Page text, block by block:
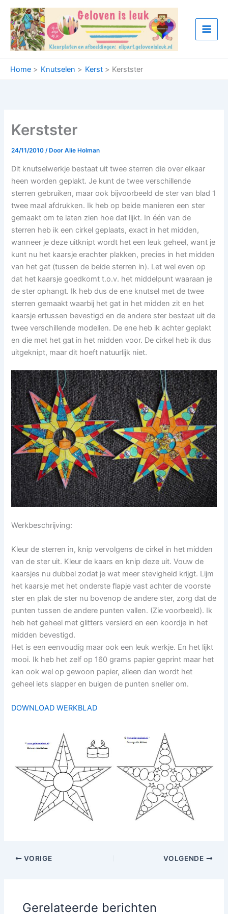
naar
inhoud
Home Knutselen Kerst Kerstster
Kerstster
24/11/2010/ DoorAlie Holman
Dit knutselwerkje bestaat uit twee sterren die over elkaar
heen worden geplakt. Je kunt de twee verschillende
sterren gebruiken, maar ook bijvoorbeeld de ster van blad 1
twee maal afdrukken. Ik heb op beide manieren een ster
gemaakt om te laten zien hoe dat lijkt. In één van de
sterren heb ik een cirkel geplaats, exact in het midden,
wanneer je deze uitknipt wordt het een leuk geheel, want je
kunt nu het kaarsje erachter plakken, precies in het midden
van het gat (tussen de beide sterren in). Let wel even op
dat het kaarsje goedkomt t.o.v. het middelpunt waaraan je
de ster ophangt. Ik heb dus de ene knutsel met de twee
sterren gemaakt waarbij het gat in het midden zit en het
kaarsje ertussen bevestigd en de andere ster bestaat uit de
twee verschillende modellen. De ene heb ik achter geplakt
en die met het gat in het midden voor. De cirkel heb ik dus
uitgeknipt, maar dit hoeft natuurlijk niet.
Werkbeschrijving:
Kleur de sterren in, knip vervolgens de cirkel in het midden
van de ster uit. Kleur de kaars en knip deze uit. Vouw de
kaarsjes nu dubbel zodat je wat meer stevigheid krijgt. Lijm
het kaarsje met het onderste flapje vast achter de voorste
ster en plak de ster nu bovenop de andere ster, zorg dat de
punten tussen de andere punten vallen. (Zie voorbeeld). Ik
heb het geheel met glitters versierd en een koordje in het
midden bevestigd.
Het is een eenvoudig maar ook een leuk werkje. En het lijkt
mooi. Ik heb het zelf op 160 grams papier geprint maar het
kan ook wel op gewoon papier, alleen dan wordt het
geheel iets slapper en buigen de punten sneller om.
DOWNLOAD WERKBLAD
VORIGE VOLGENDE
Gerelateerde berichten